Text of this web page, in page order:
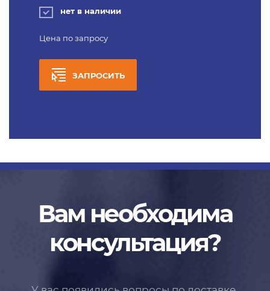
нет в наличии
Цена по запросу
ЗАПРОСИТЬ
Вам необходима
консультация?